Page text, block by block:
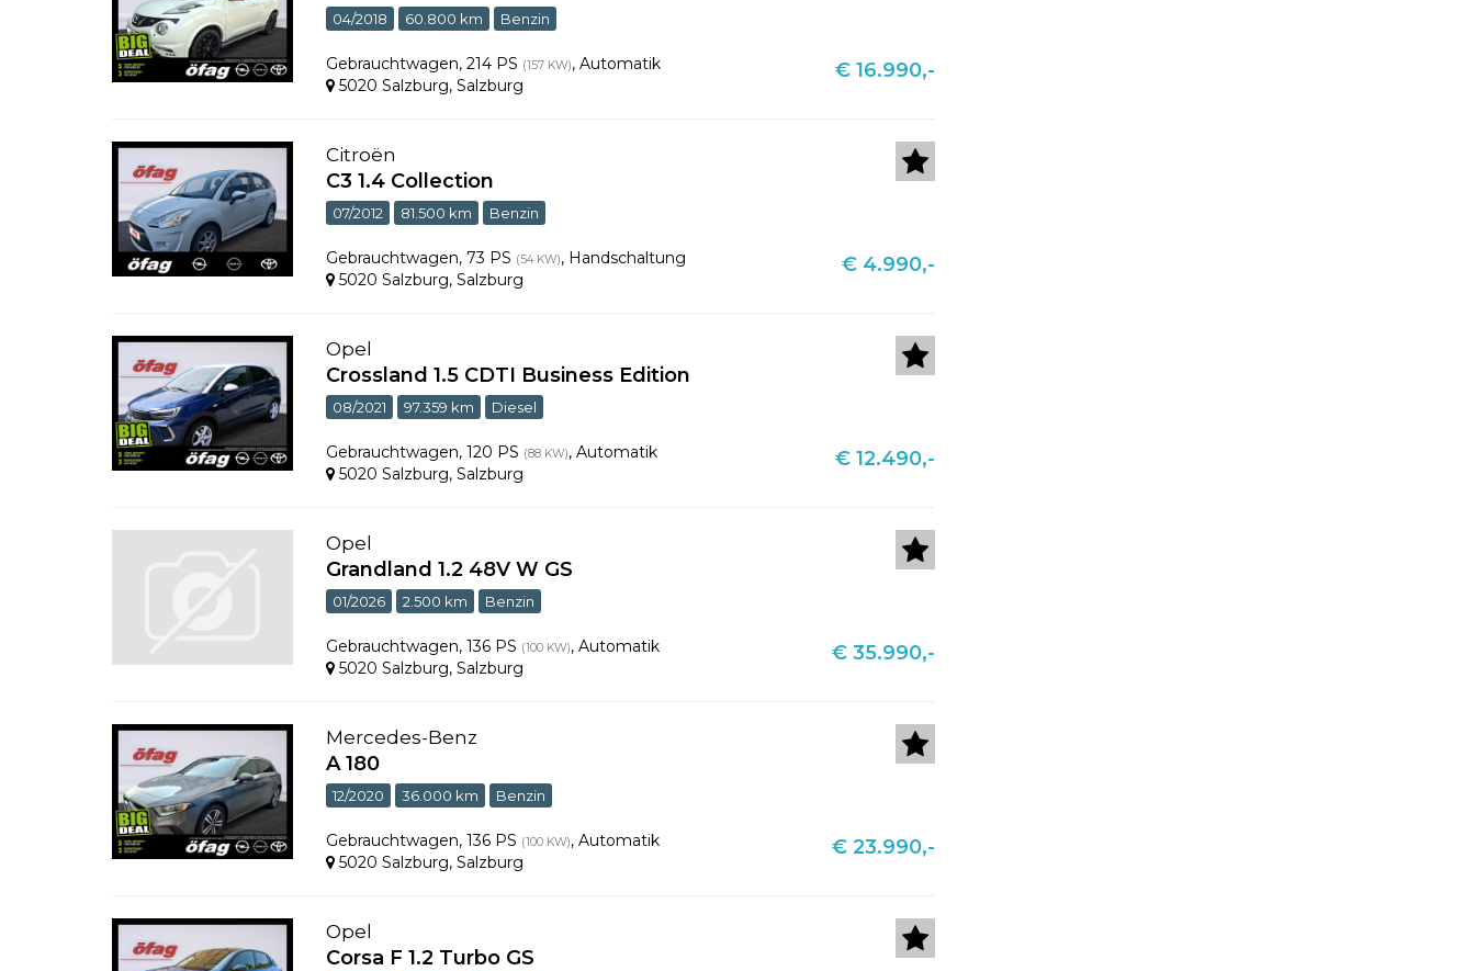
04/2018 60.800 km Benzin
Gebrauchtwagen, 214 PS (157 KW), Automatik
5020 Salzburg, Salzburg
€ 16.990,-
Citroën
C3 1.4 Collection
07/2012 81.500 km Benzin
Gebrauchtwagen, 73 PS (54 KW), Handschaltung
5020 Salzburg, Salzburg
€ 4.990,-
Opel
Crossland 1.5 CDTI Business Edition
08/2021 97.359 km Diesel
Gebrauchtwagen, 120 PS (88 KW), Automatik
5020 Salzburg, Salzburg
€ 12.490,-
Opel
Grandland 1.2 48V W GS
01/2026 2.500 km Benzin
Gebrauchtwagen, 136 PS (100 KW), Automatik
5020 Salzburg, Salzburg
€ 35.990,-
Mercedes-Benz
A 180
12/2020 36.000 km Benzin
Gebrauchtwagen, 136 PS (100 KW), Automatik
5020 Salzburg, Salzburg
€ 23.990,-
Opel
Corsa F 1.2 Turbo GS